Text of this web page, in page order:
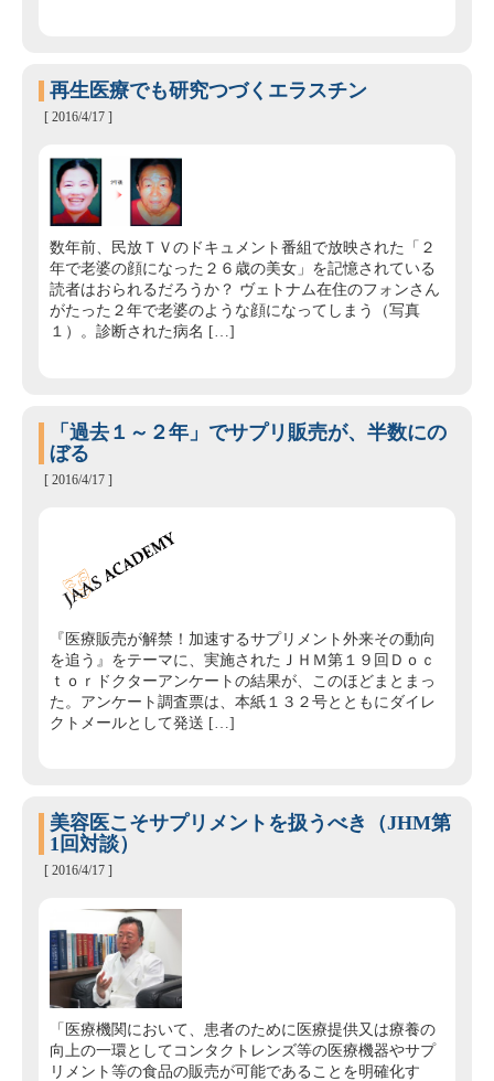
再生医療でも研究つづくエラスチン
[ 2016/4/17 ]
数年前、民放ＴＶのドキュメント番組で放映された「２
年で老婆の顔になった２６歳の美女」を記憶されている
読者はおられるだろうか？ ヴェトナム在住のフォンさん
がたった２年で老婆のような顔になってしまう（写真
１）。診断された病名 […]
「過去１～２年」でサプリ販売が、半数にの
ぼる
[ 2016/4/17 ]
『医療販売が解禁！加速するサプリメント外来その動向
を追う』をテーマに、実施されたＪＨＭ第１９回Ｄｏｃ
ｔｏｒドクターアンケートの結果が、このほどまとまっ
た。アンケート調査票は、本紙１３２号とともにダイレ
クトメールとして発送 […]
美容医こそサプリメントを扱うべき（JHM第
1回対談）
[ 2016/4/17 ]
「医療機関において、患者のために医療提供又は療養の
向上の一環としてコンタクトレンズ等の医療機器やサプ
リメント等の食品の販売が可能であることを明確化す